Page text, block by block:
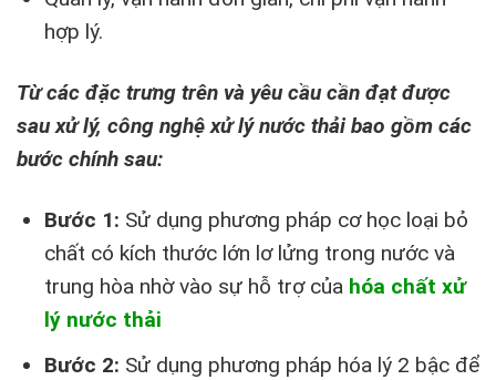
hợp lý.
Từ các đặc trưng trên và yêu cầu cần đạt được
sau xử lý, công nghệ xử lý nước thải bao gồm các
bước chính sau:
Bước 1: Sử dụng phương pháp cơ học loại bỏ
chất có kích thước lớn lơ lửng trong nước và
trung hòa nhờ vào sự hỗ trợ của hóa chất xử
lý nước thải
Bước 2: Sử dụng phương pháp hóa lý 2 bậc để